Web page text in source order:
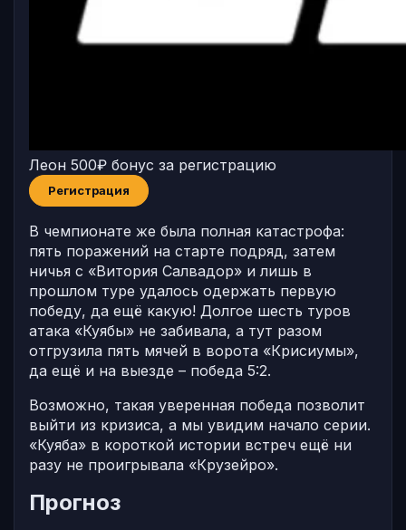
Леон 500₽ бонус за регистрацию
Регистрация
В чемпионате же была полная катастрофа:
пять поражений на старте подряд, затем
ничья с «Витория Салвадор» и лишь в
прошлом туре удалось одержать первую
победу, да ещё какую! Долгое шесть туров
атака «Куябы» не забивала, а тут разом
отгрузила пять мячей в ворота «Крисиумы»,
да ещё и на выезде – победа 5:2.
Возможно, такая уверенная победа позволит
выйти из кризиса, а мы увидим начало серии.
«Куяба» в короткой истории встреч ещё ни
разу не проигрывала «Крузейро».
Прогноз